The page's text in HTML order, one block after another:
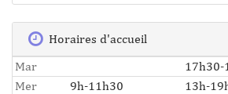
Horaires d'accueil
Mar
17h30-
Mer
9h-11h30
13h-